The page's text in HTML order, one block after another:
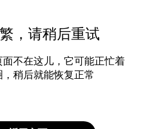
，请稍后重试
不在这儿，它可能正忙着
，稍后就能恢复正常